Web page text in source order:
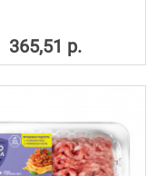
365,51 р.